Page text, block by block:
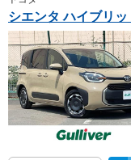
シエンタ ハイブリ